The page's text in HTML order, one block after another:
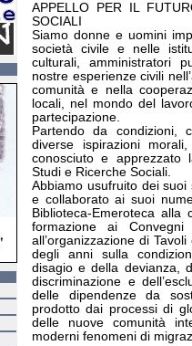
APPELLO PER IL
SOCIALI
Siamo donne e uomini
società civile e nelle
culturali, amministratori
nostre esperienze civili
comunità e nella
locali, nel mondo del
partecipazione.
Partendo da condizioni,
diverse ispirazioni
conosciuto e apprezzato
Studi e Ricerche Sociali.
Abbiamo usufruito dei
e collaborato ai suoi
Biblioteca-Emeroteca alla
formazione ai
all’organizzazione di
degli anni sulla
disagio e della devianza,
discriminazione e
delle dipendenze da
prodotto dai processi di
delle nuove comunità
moderni fenomeni di